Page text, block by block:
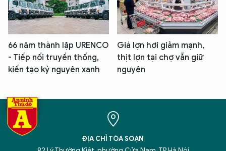
66 năm thành lập URENCO
- Tiếp nối truyền thống,
kiến tạo kỷ nguyên xanh
Giá lợn hơi giảm mạnh,
thịt lợn tại chợ vẫn giữ
nguyên
ĐỊA CHỈ TÒA SOẠN